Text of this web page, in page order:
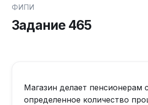
ФИПИ
Задание 465
Магазин делает пенсионерам
определенное количество